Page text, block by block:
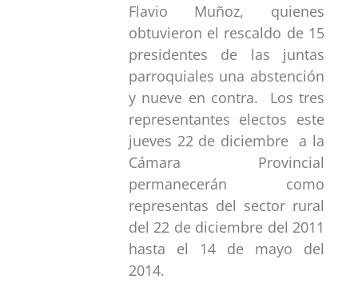
Flavio Muñoz, quienes
obtuvieron el rescaldo de 15
presidentes de las juntas
parroquiales una abstención
y nueve en contra. Los tres
representantes electos este
jueves 22 de diciembre a la
Cámara Provincial
permanecerán como
representas del sector rural
del 22 de diciembre del 2011
hasta el 14 de mayo del
2014.